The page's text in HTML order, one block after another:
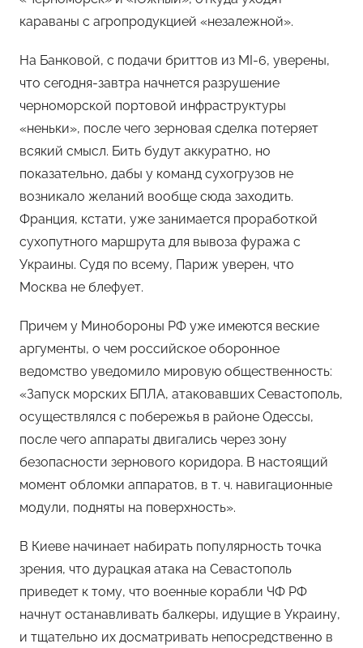
караваны с агропродукцией «незалежной».
На Банковой, с подачи бриттов из MI-6, уверены,
что сегодня-завтра начнется разрушение
черноморской портовой инфраструктуры
«неньки», после чего зерновая сделка потеряет
всякий смысл. Бить будут аккуратно, но
показательно, дабы у команд сухогрузов не
возникало желаний вообще сюда заходить.
Франция, кстати, уже занимается проработкой
сухопутного маршрута для вывоза фуража с
Украины. Судя по всему, Париж уверен, что
Москва не блефует.
Причем у Минобороны РФ уже имеются веские
аргументы, о чем российское оборонное
ведомство уведомило мировую общественность:
«Запуск морских БПЛА, атаковавших Севастополь,
осуществлялся с побережья в районе Одессы,
после чего аппараты двигались через зону
безопасности зернового коридора. В настоящий
момент обломки аппаратов, в т. ч. навигационные
модули, подняты на поверхность».
В Киеве начинает набирать популярность точка
зрения, что дурацкая атака на Севастополь
приведет к тому, что военные корабли ЧФ РФ
начнут останавливать балкеры, идущие в Украину,
и тщательно их досматривать непосредственно в